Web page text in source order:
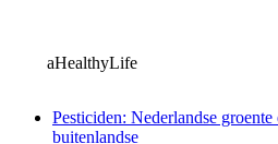
aHealthyLife
Pesticiden: Nederlandse
buitenlandse